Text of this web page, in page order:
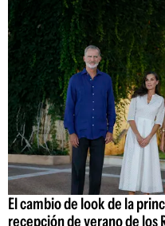
El cambio de look de la
recepción de verano de los